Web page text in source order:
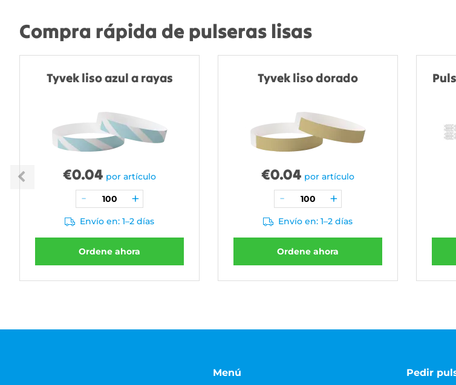
Compra rápida de pulseras lisas
Tyvek liso azul a rayas
€0.04 por artículo
Envío en: 1–2 días
Ordene ahora
Tyvek liso dorado
€0.04 por artículo
Envío en: 1–2 días
Ordene ahora
Menú Pedir